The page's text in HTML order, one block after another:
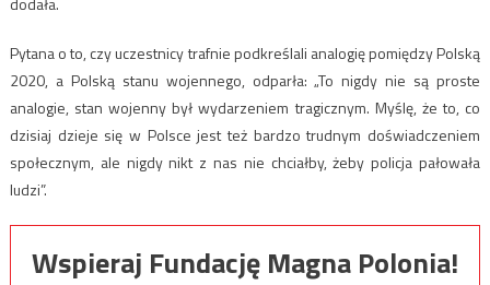
Pytana o to, czy uczestnicy trafnie podkreślali analogię pomiędzy Polską
2020, a Polską stanu wojennego, odparła: „To nigdy nie są proste
analogie, stan wojenny był wydarzeniem tragicznym. Myślę, że to, co
dzisiaj dzieje się w Polsce jest też bardzo trudnym doświadczeniem
społecznym, ale nigdy nikt z nas nie chciałby, żeby policja pałowała
ludzi”.
Wspieraj Fundację Magna Polonia!